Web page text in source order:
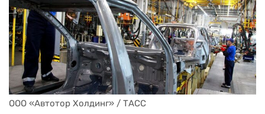
ООО «Автотор Холдинг» / ТАСС